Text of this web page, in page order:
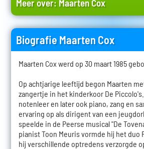
Meer over: Maarten Cox
Biografie Maarten Cox
Maarten Cox werd op 30 maart 1985
Op achtjarige leeftijd begon Maarten
zangertje in het kinderkoor De
notenleer en later ook piano, zang en
ervaring op als dirigent van een
speelde in de Peerse musical "De
pianist Toon Meuris vormde hij het duo
hij verschillende optredens verzorgde